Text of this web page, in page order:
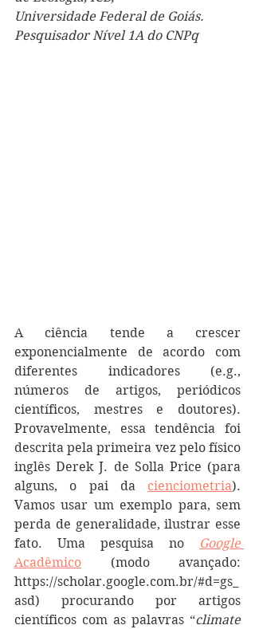
Universidade Federal de Goiás.
Pesquisador Nível 1A do CNPq
A ciência tende a crescer
exponencialmente de acordo com
diferentes indicadores (e.g.,
números de artigos, periódicos
científicos, mestres e doutores).
Provavelmente, essa tendência foi
descrita pela primeira vez pelo físico
inglês Derek J. de Solla Price (para
alguns, o pai da cienciometria).
Vamos usar um exemplo para, sem
perda de generalidade, ilustrar esse
fato. Uma pesquisa no
Google
Acadêmico (modo avançado:
https://scholar.google.com.br/#d=gs_
asd) procurando por artigos
científicos com as palavras “climate